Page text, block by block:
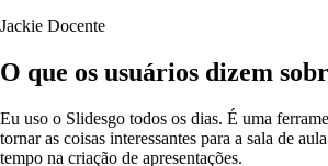
Jackie Docente
O que os usuários dizem
Eu uso o Slidesgo todos os dias. É uma
tornar as coisas interessantes para a sala de
tempo na criação de apresentações.